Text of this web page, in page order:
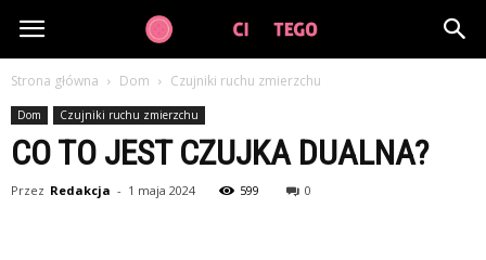
GuzikCiDoTego.pl
Strona główna Dom Czujniki ruchu zmierzchu
Dom Czujniki ruchu zmierzchu
CO TO JEST CZUJKA DUALNA?
Przez Redakcja - 1 maja 2024 599 0